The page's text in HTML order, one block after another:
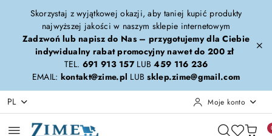
Przejdź do treści głównej
Przejdź do wyszukiwarki
Przejdź do moje konto
Przejdź do menu głównego
Przejdź do opisu produktu
Przejdź do stopki
Skorzystaj z wyjątkowej okazji, aby taniej kupić produkty
najwyższej jakości w naszym sklepie internetowym
Zadzwoń lub napisz do Nas – przygotujemy dla Ciebie
indywidualny rabat promocyjny nawet do 200 zł
TEL. 691 913 157LUB459 116 236
EMAIL: kontakt@zime.pl LUBsklep.zime@gmail.com
PL Moje konto